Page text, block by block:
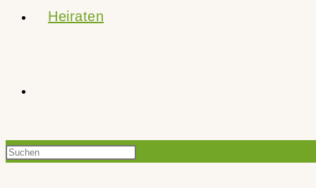
Heiraten
Suche
Press